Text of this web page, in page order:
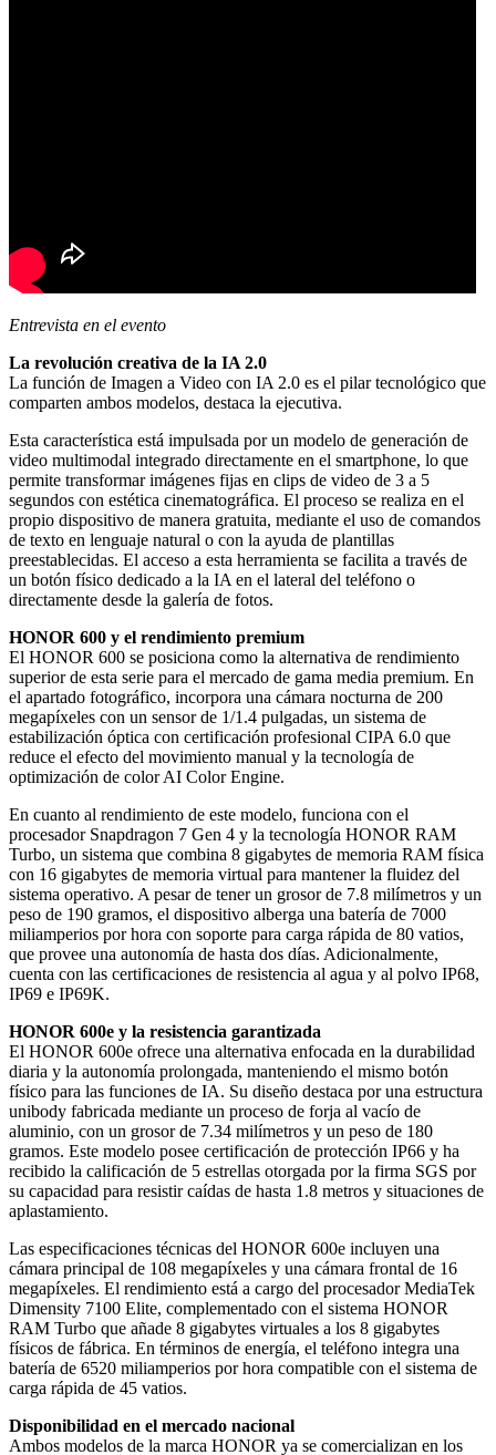
Entrevista en el evento
La revolución creativa de la IA 2.0
La función de Imagen a Video con IA 2.0 es el pilar tecnológico que
comparten ambos modelos, destaca la ejecutiva.
Esta característica está impulsada por un modelo de generación de
video multimodal integrado directamente en el smartphone, lo que
permite transformar imágenes fijas en clips de video de 3 a 5
segundos con estética cinematográfica. El proceso se realiza en el
propio dispositivo de manera gratuita, mediante el uso de comandos
de texto en lenguaje natural o con la ayuda de plantillas
preestablecidas. El acceso a esta herramienta se facilita a través de
un botón físico dedicado a la IA en el lateral del teléfono o
directamente desde la galería de fotos.
HONOR 600 y el rendimiento premium
El HONOR 600 se posiciona como la alternativa de rendimiento
superior de esta serie para el mercado de gama media premium. En
el apartado fotográfico, incorpora una cámara nocturna de 200
megapíxeles con un sensor de 1/1.4 pulgadas, un sistema de
estabilización óptica con certificación profesional CIPA 6.0 que
reduce el efecto del movimiento manual y la tecnología de
optimización de color AI Color Engine.
En cuanto al rendimiento de este modelo, funciona con el
procesador Snapdragon 7 Gen 4 y la tecnología HONOR RAM
Turbo, un sistema que combina 8 gigabytes de memoria RAM física
con 16 gigabytes de memoria virtual para mantener la fluidez del
sistema operativo. A pesar de tener un grosor de 7.8 milímetros y un
peso de 190 gramos, el dispositivo alberga una batería de 7000
miliamperios por hora con soporte para carga rápida de 80 vatios,
que provee una autonomía de hasta dos días. Adicionalmente,
cuenta con las certificaciones de resistencia al agua y al polvo IP68,
IP69 e IP69K.
HONOR 600e y la resistencia garantizada
El HONOR 600e ofrece una alternativa enfocada en la durabilidad
diaria y la autonomía prolongada, manteniendo el mismo botón
físico para las funciones de IA. Su diseño destaca por una estructura
unibody fabricada mediante un proceso de forja al vacío de
aluminio, con un grosor de 7.34 milímetros y un peso de 180
gramos. Este modelo posee certificación de protección IP66 y ha
recibido la calificación de 5 estrellas otorgada por la firma SGS por
su capacidad para resistir caídas de hasta 1.8 metros y situaciones de
aplastamiento.
Las especificaciones técnicas del HONOR 600e incluyen una
cámara principal de 108 megapíxeles y una cámara frontal de 16
megapíxeles. El rendimiento está a cargo del procesador MediaTek
Dimensity 7100 Elite, complementado con el sistema HONOR
RAM Turbo que añade 8 gigabytes virtuales a los 8 gigabytes
físicos de fábrica. En términos de energía, el teléfono integra una
batería de 6520 miliamperios por hora compatible con el sistema de
carga rápida de 45 vatios.
Disponibilidad en el mercado nacional
Ambos modelos de la marca HONOR ya se comercializan en los